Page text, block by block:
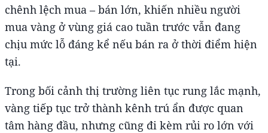
chênh lệch mua – bán lớn, khiến nhiều người
mua vàng ở vùng giá cao tuần trước vẫn đang
chịu mức lỗ đáng kể nếu bán ra ở thời điểm hiện
tại.
Trong bối cảnh thị trường liên tục rung lắc mạnh,
vàng tiếp tục trở thành kênh trú ẩn được quan
tâm hàng đầu, nhưng cũng đi kèm rủi ro lớn với